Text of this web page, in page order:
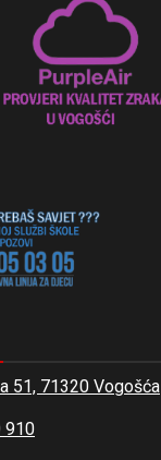
51, 71320 Vogošća
910